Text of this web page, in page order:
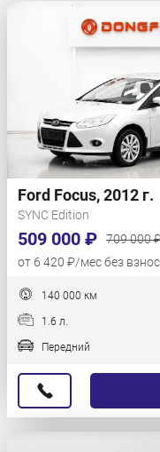
Ford Focus, 2012 г.
SYNC Edition
509 000 ₽
709 000
от 6 420 ₽/мес без
140 000 км
1.6 л.
Передний